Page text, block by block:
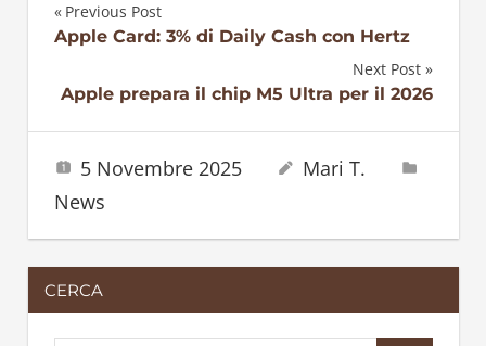
Navigazione
articoli
Previous Post
Apple Card: 3% di Daily Cash con Hertz
Next Post
Apple prepara il chip M5 Ultra per il 2026
5 Novembre 2025
Mari T.
News
CERCA